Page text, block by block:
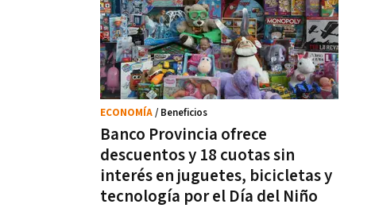
Banco Provincia ofrece
descuentos y 18 cuotas sin
interés en juguetes, bicicletas y
tecnología por el Día del Niño
ECONOMÍA/ Beneficios